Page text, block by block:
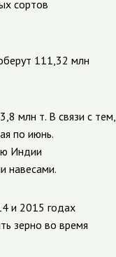
сортов
111,32 млн
млн т. В связи с тем,
по июнь.
Индии
навесами.
и 2015 годах
зерно во время